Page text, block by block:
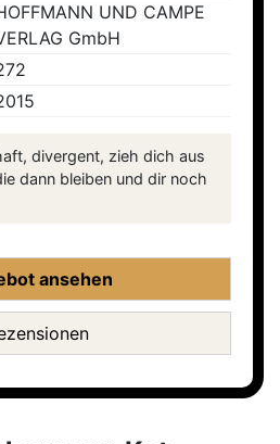
UND CAMPE
GmbH
divergent, zieh dich aus
dann bleiben und dir noch
ansehen